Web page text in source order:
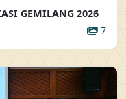
GEMILANG 2026
7